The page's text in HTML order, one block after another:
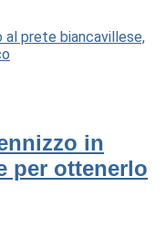
al prete biancavillese,
in
per ottenerlo